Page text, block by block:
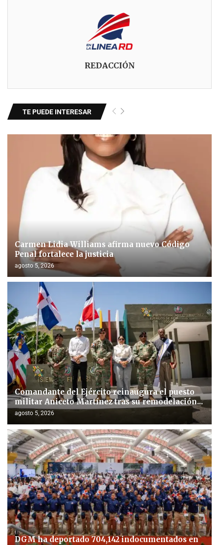
REDACCIÓN
TE PUEDE INTERESAR
Carmen Lidia Williams afirma nuevo Código
Penal fortalece la justicia
agosto 5, 2026
Comandante del Ejército reinaugura el puesto
militar Aniceto Martínez tras su remodelación...
agosto 5, 2026
DGM ha deportado 704,142 indocumentados en